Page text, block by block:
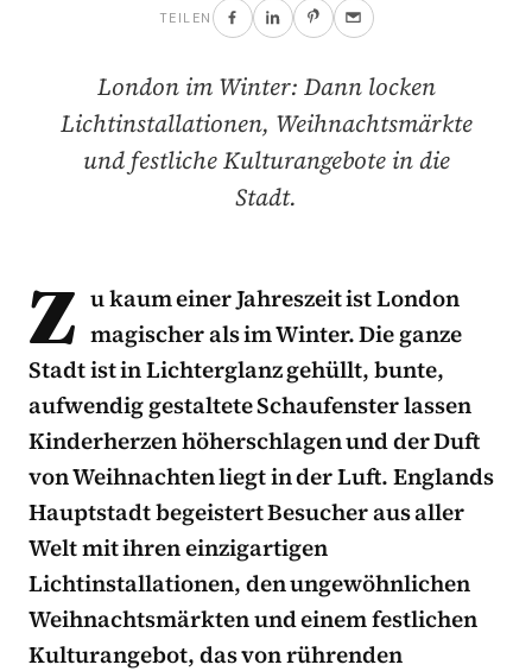
TEILEN
London im Winter: Dann locken
Lichtinstallationen, Weihnachtsmärkte
und festliche Kulturangebote in die
Stadt.
Z u kaum einer Jahreszeit ist London
magischer als im Winter. Die ganze
Stadt ist in Lichterglanz gehüllt, bunte,
aufwendig gestaltete Schaufenster lassen
Kinderherzen höherschlagen und der Duft
von Weihnachten liegt in der Luft. Englands
Hauptstadt begeistert Besucher aus aller
Welt mit ihren einzigartigen
Lichtinstallationen, den ungewöhnlichen
Weihnachtsmärkten und einem festlichen
Kulturangebot, das von rührenden